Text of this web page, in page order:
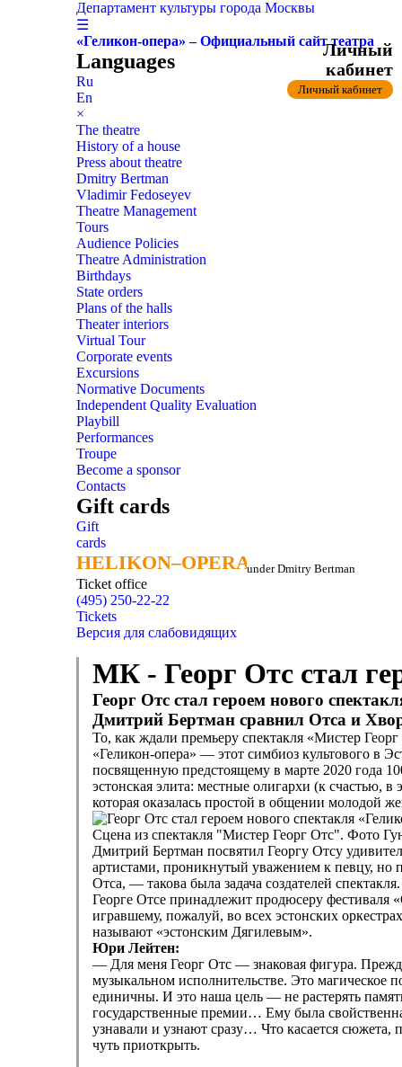
Департамент культуры города Москвы
☰
«Геликон-опера» – Официальный сайт театра
Languages
Ru
En
×
The theatre
History of a house
Press about theatre
Dmitry Bertman
Vladimir Fedoseyev
Theatre Management
Tours
Audience Policies
Theatre Administration
Birthdays
State orders
Plans of the halls
Theater interiors
Virtual Tour
Corporate events
Excursions
Normative Documents
Independent Quality Evaluation
Playbill
Performances
Troupe
Become a sponsor
Contacts
Gift cards
Gift
cards
HELIKON–OPERA
HELIKON–OPERAunder Dmitry Bertman
Ticket office
(495) 250-22-22
Личный
кабинет
Личный кабинет
Tickets
Версия для слабовидящих
МК - Георг Отс стал
Георг Отс стал героем нового
Дмитрий Бертман сравнил Отса и
То, как ждали премьеру спектакля «Мистер
«Геликон-опера» — этот симбиоз культового в
посвященную предстоящему в марте 2020 года
эстонская элита: местные олигархи (к счастью,
которая оказалась простой в общении молодой
Сцена из спектакля "Мистер Георг Отс". Фото
Дмитрий Бертман посвятил Георгу Отсу
артистами, проникнутый уважением к певцу, но
Отса, — такова была задача создателей
Георге Отсе принадлежит продюсеру
игравшему, пожалуй, во всех эстонских
называют «эстонским Дягилевым».
Юри Лейтен:
— Для меня Георг Отс — знаковая фигура.
музыкальном исполнительстве. Это магическое
единичны. И это наша цель — не растерять
государственные премии… Ему была
узнавали и узнают сразу… Что касается
чуть приоткрыть.